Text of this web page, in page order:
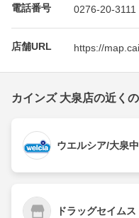
電話番号 0276-20-3111
店舗URL https://
カインズ 大泉店の近く
ウエルシア/大泉
ドラッグセイム